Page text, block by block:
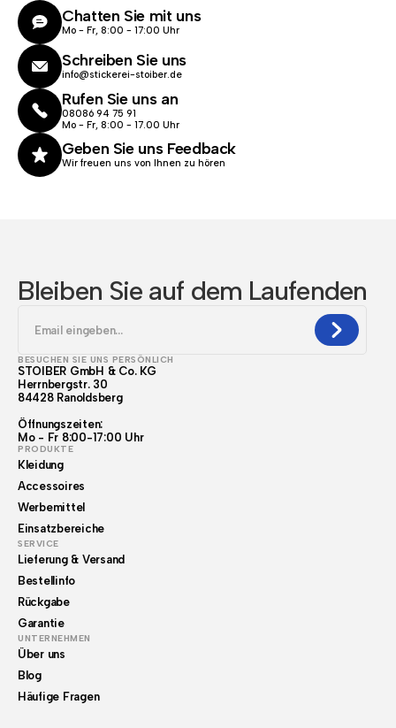
Chatten Sie mit uns
Mo - Fr, 8:00 - 17:00 Uhr
Schreiben Sie uns
info@stickerei-stoiber.de
Rufen Sie uns an
08086 94 75 91
Mo - Fr, 8:00 - 17.00 Uhr
Geben Sie uns Feedback
Wir freuen uns von Ihnen zu hören
Bleiben Sie auf dem Laufenden
BESUCHEN SIE UNS PERSÖNLICH
STOIBER GmbH & Co. KG
Herrnbergstr. 30
84428 Ranoldsberg
Öffnungszeiten:
Mo - Fr 8:00-17:00 Uhr
PRODUKTE
Kleidung
Accessoires
Werbemittel
Einsatzbereiche
SERVICE
Lieferung & Versand
Bestellinfo
Rückgabe
Garantie
UNTERNEHMEN
Über uns
Blog
Häufige Fragen